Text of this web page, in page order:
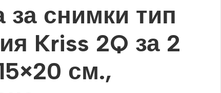
за снимки тип
Kriss 2Q за 2
см.,